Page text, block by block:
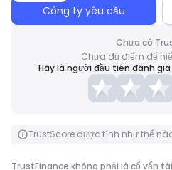
Công ty yêu cầu
Chưa có
Chưa đủ điểm để
Hãy là người đầu tiên đánh
TrustScore được tính như thế
TrustFinance không phải là cố vấn